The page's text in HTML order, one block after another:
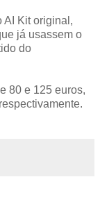
AI Kit original,
já usassem o
do
80 e 125 euros,